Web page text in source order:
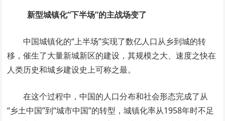
新型城镇化“下半场”的主战场变了
中国城镇化的“上半场”实现了数亿人口从乡到城的转
移，催生了大量新城新区的建设，其规模之大、速度之快在
人类历史和城乡建设史上可称之最。
在这个过程中，中国的人口分布和社会形态完成了从
“乡土中国”到“城市中国”的转型，城镇化率从1958年时不足